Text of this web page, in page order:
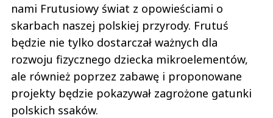
nami Frutusiowy świat z opowieściami o
skarbach naszej polskiej przyrody. Frutuś
będzie nie tylko dostarczał ważnych dla
rozwoju fizycznego dziecka mikroelementów,
ale również poprzez zabawę i proponowane
projekty będzie pokazywał zagrożone gatunki
polskich ssaków.